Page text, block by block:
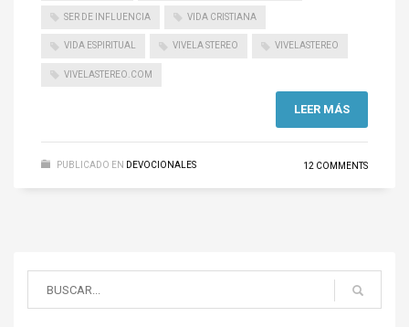
SER DE INFLUENCIA VIDA CRISTIANA
VIDA ESPIRITUAL VIVELA STEREO VIVELASTEREO
VIVELASTEREO.COM
LEER MÁS
PUBLICADO EN DEVOCIONALES 12 COMMENTS